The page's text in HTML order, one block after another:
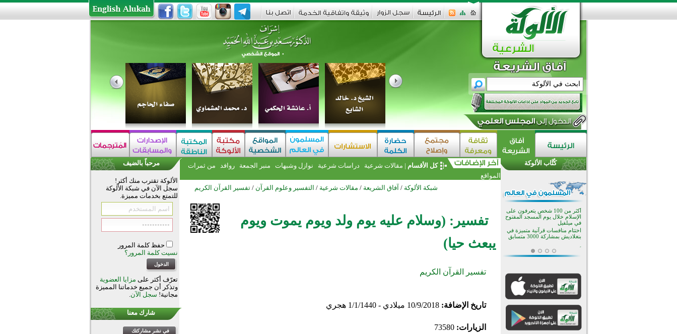
كل الأقسام | مقالات شرعية دراسات شرعية نوازل وشبهات منبر الجمعة روافد
من ثمرات
المواقع
شبكة الألوكة / آفاق الشريعة / مقالات شرعية / التفسير وعلوم القرآن / تفسير القرآن الكريم
تفسير: (وسلام عليه يوم ولد ويوم يموت ويوم
يبعث حيا)
تفسير القرآن الكريم
تاريخ الإضافة:10/9/2018 ميلادي - 1/1/1440 هجري
الزيارات:73580
مرحباً بالضيف
الألوكة تقترب منك أكثر!
سجل الآن في شبكة الألوكة
للتمتع بخدمات مميزة.
حفظ كلمة المرور
نسيت كلمة المرور؟
تعرّف أكثر على مزايا العضوية
وتذكر أن جميع خدماتنا المميزة
مجانية! سجل الآن.
شارك معنا
في نشر مشاركتك
كُتَّاب الألوكة
القرآن والتربية في صدارة البرامج
الصيفية للمسلمين في بينزا
وساراتوف وموردوفيا هذا العام
أكثر من 100 شخص يتعرفون على
الإسلام خلال يوم المسجد المفتوح
اختتام منافسات قرآنية متميزة في
بنغلاديش بمشاركة 3000 متسابق
أكثر من 400 طالب يشاركون في
مسابقة المعلومات الإسلامية
افتتاح تاريخي لأول مسجد في بلييفليا
بالجبل الأسود منذ أكثر من قرن
مسجد جديد في أجواء إيمانية مميزة
أكبر مشروع إسلامي في ريف
أستراليا يفتتح أبوابه بعد سنوات من
القرآن والتربية في صدارة البرامج
الصيفية للمسلمين في بينزا
وساراتوف وموردوفيا هذا العام
اختتام الدورة التاسعة لمسابقة حفظ